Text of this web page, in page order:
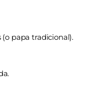
papa tradicional).